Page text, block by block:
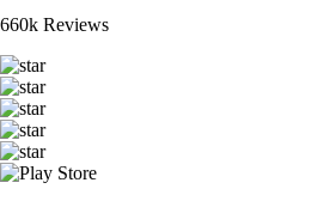
660k Reviews